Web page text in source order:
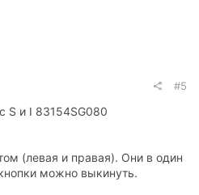
#5
S и I 83154SG080
(левая и правая). Они в один
можно выкинуть.